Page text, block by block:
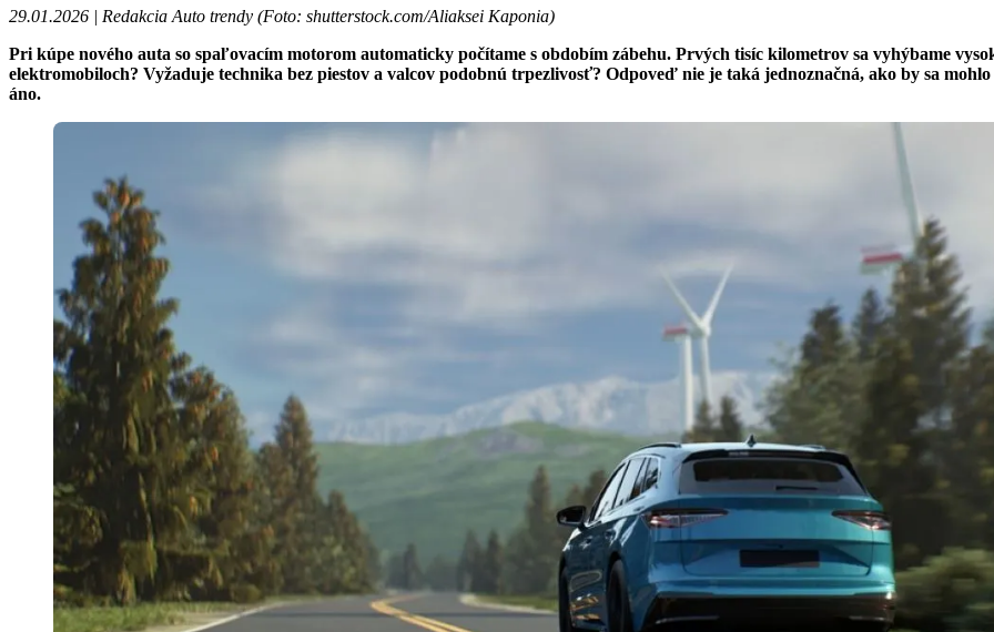
29.01.2026 | Redakcia Auto trendy (Foto: shutterstock.com/Aliaksei Kaponia)
Pri kúpe nového auta so spaľovacím motorom automaticky počítame s obdobím zábehu. Prvých tisíc kilometrov sa vyhýbame
elektromobiloch? Vyžaduje technika bez piestov a valcov podobnú trpezlivosť? Odpoveď nie je taká jednoznačná, ako by sa
áno.